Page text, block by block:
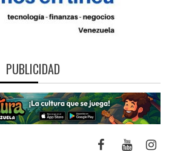
PUBLICIDAD